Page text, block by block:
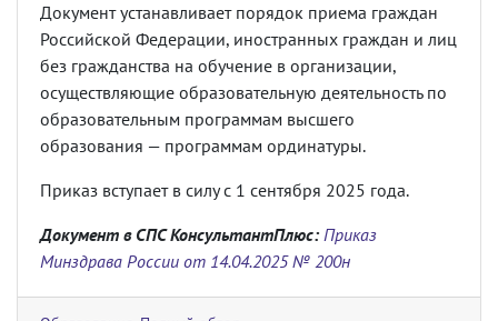
Документ устанавливает порядок приема граждан
Российской Федерации, иностранных граждан и лиц
без гражданства на обучение в организации,
осуществляющие образовательную деятельность по
образовательным программам высшего
образования — программам ординатуры.
Приказ вступает в силу с 1 сентября 2025 года.
Документ в СПС КонсультантПлюс: Приказ
Минздрава России от 14.04.2025 № 200н